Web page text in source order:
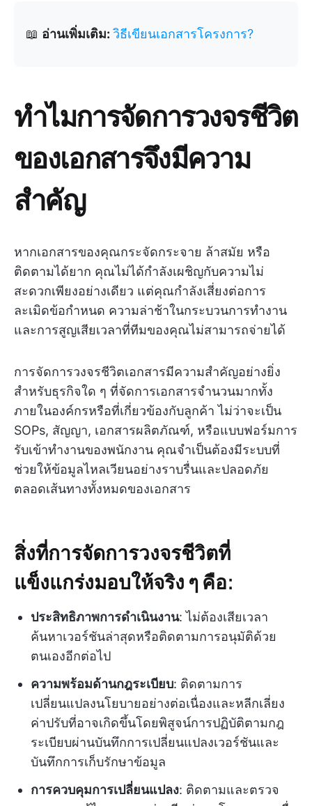
📖 อ่านเพิ่มเติม: วิธีเขียนเอกสารโครงการ?
ทำไมการจัดการวงจรชีวิต
ของเอกสารจึงมีความ
สำคัญ
หากเอกสารของคุณกระจัดกระจาย ล้าสมัย หรือ
ติดตามได้ยาก คุณไม่ได้กำลังเผชิญกับความไม่
สะดวกเพียงอย่างเดียว แต่คุณกำลังเสี่ยงต่อการ
ละเมิดข้อกำหนด ความล่าช้าในกระบวนการทำงาน
และการสูญเสียเวลาที่ทีมของคุณไม่สามารถจ่ายได้
การจัดการวงจรชีวิตเอกสารมีความสำคัญอย่างยิ่ง
สำหรับธุรกิจใด ๆ ที่จัดการเอกสารจำนวนมากทั้ง
ภายในองค์กรหรือที่เกี่ยวข้องกับลูกค้า ไม่ว่าจะเป็น
SOPs, สัญญา, เอกสารผลิตภัณฑ์, หรือแบบฟอร์มการ
รับเข้าทำงานของพนักงาน คุณจำเป็นต้องมีระบบที่
ช่วยให้ข้อมูลไหลเวียนอย่างราบรื่นและปลอดภัย
ตลอดเส้นทางทั้งหมดของเอกสาร
สิ่งที่การจัดการวงจรชีวิตที่
แข็งแกร่งมอบให้จริง ๆ คือ:
ประสิทธิภาพการดำเนินงาน: ไม่ต้องเสียเวลา
ค้นหาเวอร์ชันล่าสุดหรือติดตามการอนุมัติด้วย
ตนเองอีกต่อไป
ความพร้อมด้านกฎระเบียบ: ติดตามการ
เปลี่ยนแปลงนโยบายอย่างต่อเนื่องและหลีกเลี่ยง
ค่าปรับที่อาจเกิดขึ้นโดยพิสูจน์การปฏิบัติตามกฎ
ระเบียบผ่านบันทึกการเปลี่ยนแปลงเวอร์ชันและ
บันทึกการเก็บรักษาข้อมูล
การควบคุมการเปลี่ยนแปลง: ติดตามและตรวจ